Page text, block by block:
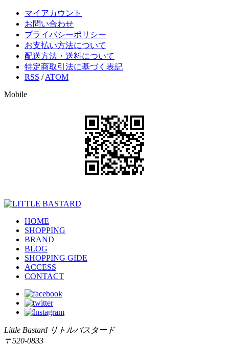
マイアカウント
お問い合わせ
プライバシーポリシー
お支払い方法について
配送方法・送料について
特定商取引法に基づく表記
RSS /ATOM
Mobile
HOME
SHOPPING
BRAND
BLOG
SHOPPING GIDE
ACCESS
CONTACT
Little Bastard リトルバスタード
〒520-0833